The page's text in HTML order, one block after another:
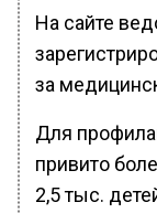
На сайте
за
Для
привито
2,5 тыс.